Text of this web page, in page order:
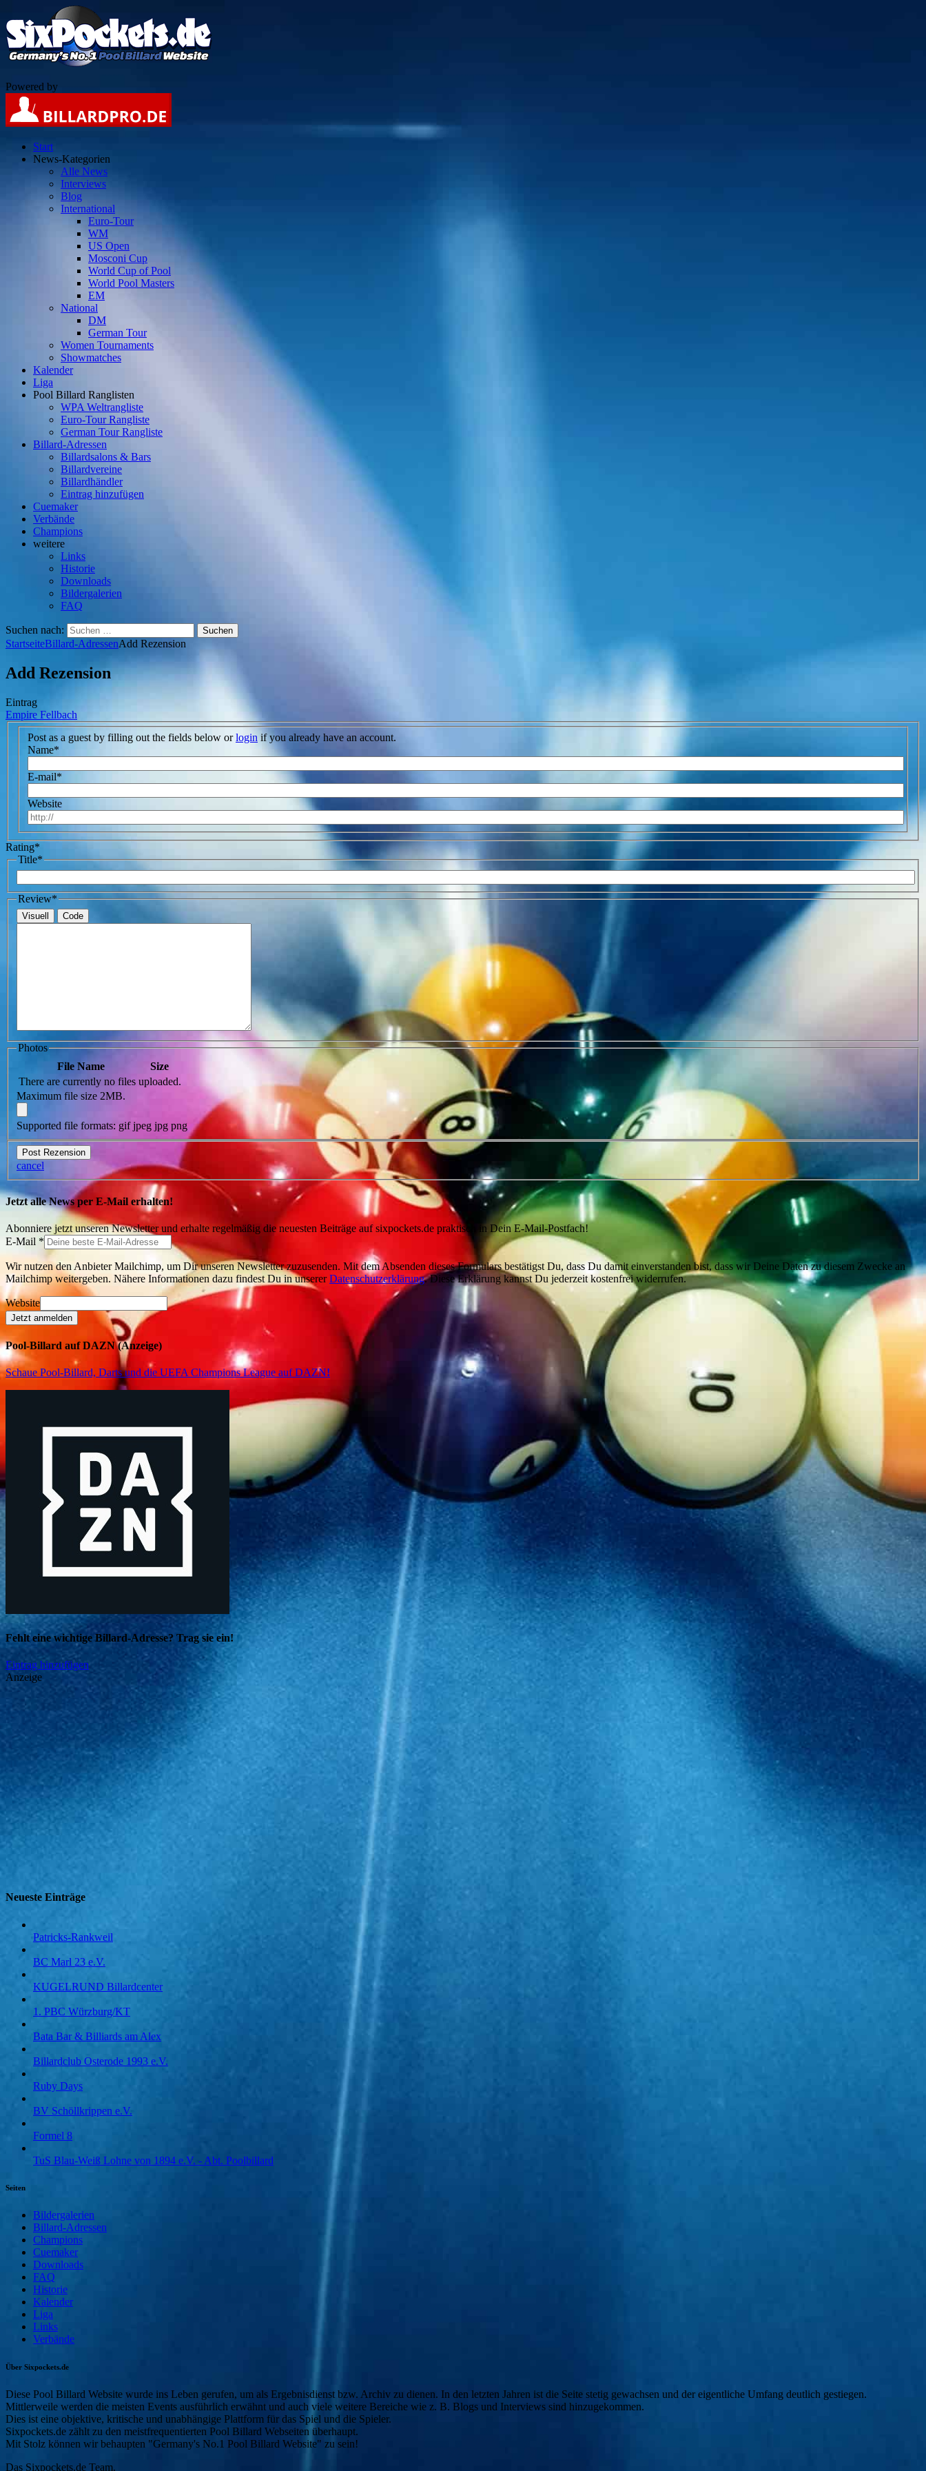
Powered by
Start
News-Kategorien
Alle News
Interviews
Blog
International
Euro-Tour
WM
US Open
Mosconi Cup
World Cup of Pool
World Pool Masters
EM
National
DM
German Tour
Women Tournaments
Showmatches
Kalender
Liga
Pool Billard Ranglisten
WPA Weltrangliste
Euro-Tour Rangliste
German Tour Rangliste
Billard-Adressen
Billardsalons & Bars
Billardvereine
Billardhändler
Eintrag hinzufügen
Cuemaker
Verbände
Champions
weitere
Links
Historie
Downloads
Bildergalerien
FAQ
Suchen nach:
StartseiteBillard-AdressenAdd Rezension
Add Rezension
Eintrag
Empire Fellbach
Post as a guest by filling out the fields below orlogin if you already have an account.
Name*
E-mail*
Website
Rating*
Title*
Review*
Visuell Code
Photos
File Name
Size
There are currently no files uploaded.
Maximum file size 2MB.
Supported file formats: gif jpeg jpg png
cancel
Jetzt alle News per E-Mail erhalten!
Abonniere jetzt unseren Newsletter und erhalte regelmäßig die neuesten Beiträge auf sixpockets.de praktisch in Dein E-Mail-Postfach!
E-Mail *
Wir nutzen den Anbieter Mailchimp, um Dir unseren Newsletter zuzusenden. Mit dem Absenden dieses Formulars bestätigst Du, dass Du damit einverstanden bist, dass wir Deine Daten zu diesem Zwecke an
Mailchimp weitergeben. Nähere Informationen dazu findest Du in unsererDatenschutzerklärung. Diese Erklärung kannst Du jederzeit kostenfrei widerrufen.
Website
Jetzt anmelden
Pool-Billard auf DAZN (Anzeige)
Schaue Pool-Billard, Darts und die UEFA Champions League auf DAZN!
Fehlt eine wichtige Billard-Adresse? Trag sie ein!
Eintrag hinzufügen
Anzeige
Neueste Einträge
Patricks-Rankweil
BC Marl 23 e.V.
KUGELRUND Billardcenter
1. PBC Würzburg/KT
Bata Bar & Billiards am Alex
Billardclub Osterode 1993 e.V.
Ruby Days
BV Schöllkrippen e.V.
Formel 8
TuS Blau-Weiß Lohne von 1894 e.V. - Abt. Poolbillard
Seiten
Bildergalerien
Billard-Adressen
Champions
Cuemaker
Downloads
FAQ
Historie
Kalender
Liga
Links
Verbände
Über Sixpockets.de
Diese Pool Billard Website wurde ins Leben gerufen, um als Ergebnisdienst bzw. Archiv zu dienen. In den letzten Jahren ist die Seite stetig gewachsen und der eigentliche Umfang deutlich gestiegen.
Mittlerweile werden die meisten Events ausführlich erwähnt und auch viele weitere Bereiche wie z. B. Blogs und Interviews sind hinzugekommen.
Dies ist eine objektive, kritische und unabhängige Plattform für das Spiel und die Spieler.
Sixpockets.de zählt zu den meistfrequentierten Pool Billard Webseiten überhaupt.
Mit Stolz können wir behaupten "Germany's No.1 Pool Billard Website" zu sein!
Das Sixpockets.de Team.